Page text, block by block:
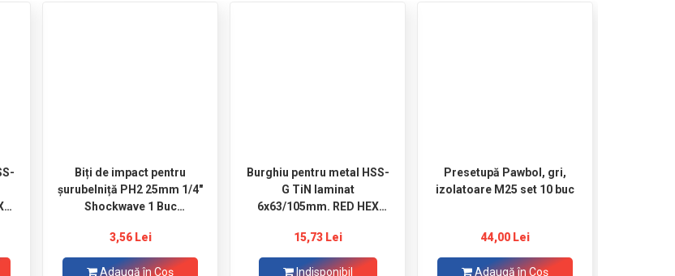
Biți de impact pentru
șurubelniță PH2 25mm 1/4"
Shockwave 1 Buc
3,56 Lei
Adaugă în Coş
Burghiu pentru metal HSS-
G TiN laminat
6x63/105mm. RED HEX
15,73 Lei
Indisponibil
Presetupă Pawbol, gri,
izolatoare M25 set 10 buc
44,00 Lei
Adaugă în Coş